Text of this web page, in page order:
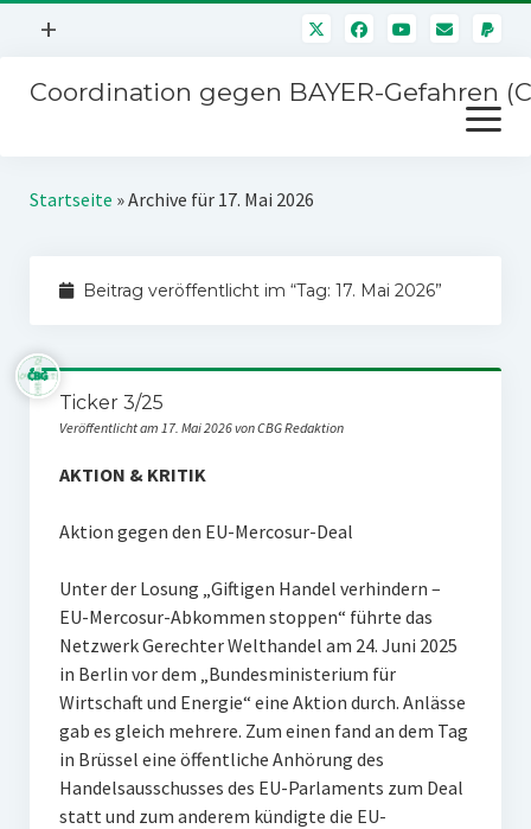
Menü
+
Mitmachen
Störfälle
Coordination gegen BAYER-Gefahren
Menü
öffnen
Kampagnen
Stichwort BAYER
SPENDEN
Startseite »Archive für 17. Mai 2026
Beitrag veröffentlicht im “Tag: 17. Mai 2026”
Ticker 3/25
Veröffentlicht am 17. Mai 2026 von CBG Redaktion
AKTION & KRITIK
Aktion gegen den EU-Mercosur-Deal
Unter der Losung „Giftigen Handel verhindern –
EU-Mercosur-Abkommen stoppen“ führte das
Netzwerk Gerechter Welthandel am 24. Juni 2025
in Berlin vor dem „Bundesministerium für
Wirtschaft und Energie“ eine Aktion durch. Anlässe
gab es gleich mehrere. Zum einen fand an dem Tag
in Brüssel eine öffentliche Anhörung des
Handelsausschusses des EU-Parlaments zum Deal
statt und zum anderem kündigte die EU-